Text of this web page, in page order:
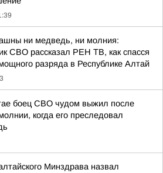
ни медведь, ни молния:
СВО рассказал РЕН ТВ, как спасся
разряда в Республике Алтай
боец СВО чудом выжил после
когда его преследовал
Минздрава назвал